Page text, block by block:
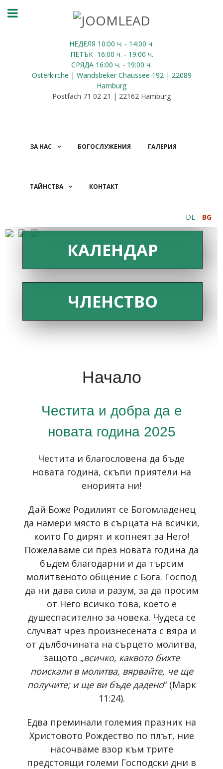
НЕДЕЛЯ 10:00 ч. - 14:00 ч.
ПЕТЪК 16:00 ч. - 19:00 ч.
СРЯДА 16:00 ч. - 19:00 ч.
Osterkirche | Wandsbeker Chaussee 192 | 22089
Hamburg
Postfach 71 02 21 | 22162 Hamburg
ЗА НАС БОГОСЛУЖЕНИЯ ГАЛЕРИЯ
ТАЙНСТВА КОНТАКТ
DE BG
КАЛЕНДАР
ЧЛЕНСТВО
Начало
Честита и добра да е
новата година 2025
Честита и благословена да бъде
новата година, скъпи приятели на
енорията ни!
Дай Боже Родилият се Богомладенец
да намери място в сърцата на всички,
които Го дирят и копнеят за Него!
Пожелаваме си през новата година да
бъдем благодарни и да търсим
молитвеното общение с Бога. Господ
да ни дава сила и разум, за да просим
от Него всичко това, което е
душеспасително за човека. Чудеса се
случват чрез произнесената с вяра и
от дълбочината на сърцето молитва,
защото „всичко, каквото бихте
поискали в молитва, вярвайте, че ще
получите; и ще ви бъде дадено“ (Марк
11:24).
Едва преминали големия празник на
Христовото Рождество по плът, ние
насочваме взор към трите
предстоящи големи Господски дни в